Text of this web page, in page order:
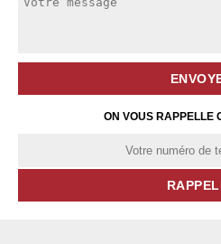
ON VOUS RAPPELLE